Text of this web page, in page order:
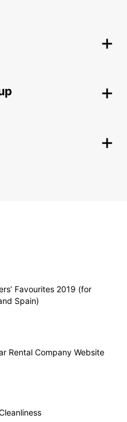
Favourites 2019 (for
Spain)
Rental Company Website